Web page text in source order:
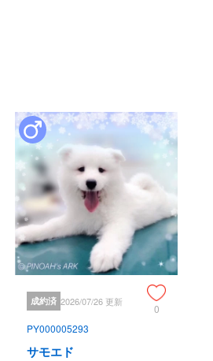
成約済 2026/07/26 更新
0
PY000005293
サモエド